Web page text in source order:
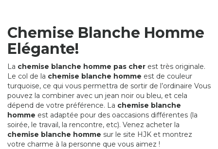
Chemise Blanche Homme
Elégante!
La chemise blanche homme pas cher est très originale.
Le col de la chemise blanche homme est de couleur
turquoise, ce qui vous permettra de sortir de l’ordinaire Vous
pouvez la combiner avec un jean noir ou bleu, et cela
dépend de votre préférence. La chemise blanche
homme est adaptée pour des oaccasions différentes (la
soirée, le travail, la rencontre, etc). Venez acheter la
chemise blanche homme sur le site HJK et montrez
votre charme à la personne que vous aimez !